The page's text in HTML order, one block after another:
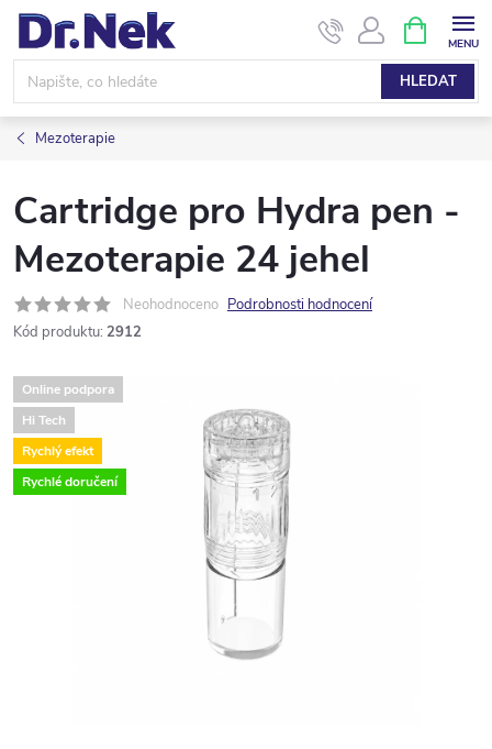
Přejít
obsah
HLEDAT
NÁKUPNÍ
KOŠÍK
Mezoterapie
Cartridge pro Hydra pen -
Mezoterapie 24 jehel
Neohodnoceno Podrobnosti hodnocení
Kód produktu: 2912
Online podpora
Hi Tech
Rychlý efekt
Rychlé doručení